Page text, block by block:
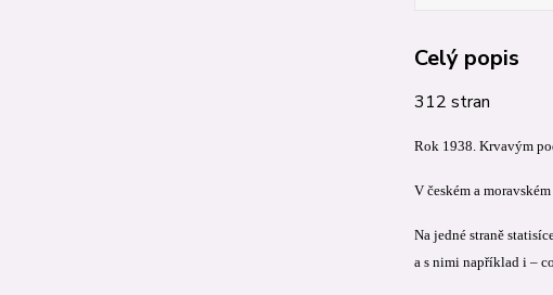
Celý popis
312 stran
Rok 1938. Krvavým
V českém a
Na jedné straně
a s nimi například i –